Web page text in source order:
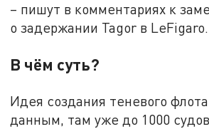
– пишут в комментариях к
о задержании Tagor в LeFigaro.
В чём суть?
Идея создания теневого
данным, там уже до 1000